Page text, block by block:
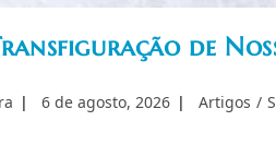
de
Post
6 de agosto, 2026
Categoria
Artigos /